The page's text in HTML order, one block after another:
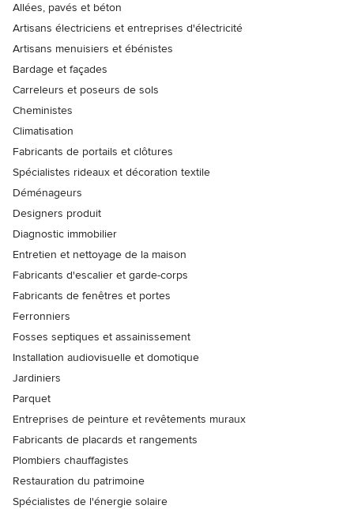
Allées, pavés et béton
Artisans électriciens et entreprises d'électricité
Artisans menuisiers et ébénistes
Bardage et façades
Carreleurs et poseurs de sols
Cheministes
Climatisation
Fabricants de portails et clôtures
Spécialistes rideaux et décoration textile
Déménageurs
Designers produit
Diagnostic immobilier
Entretien et nettoyage de la maison
Fabricants d'escalier et garde-corps
Fabricants de fenêtres et portes
Ferronniers
Fosses septiques et assainissement
Installation audiovisuelle et domotique
Jardiniers
Parquet
Entreprises de peinture et revêtements muraux
Fabricants de placards et rangements
Plombiers chauffagistes
Restauration du patrimoine
Spécialistes de l'énergie solaire